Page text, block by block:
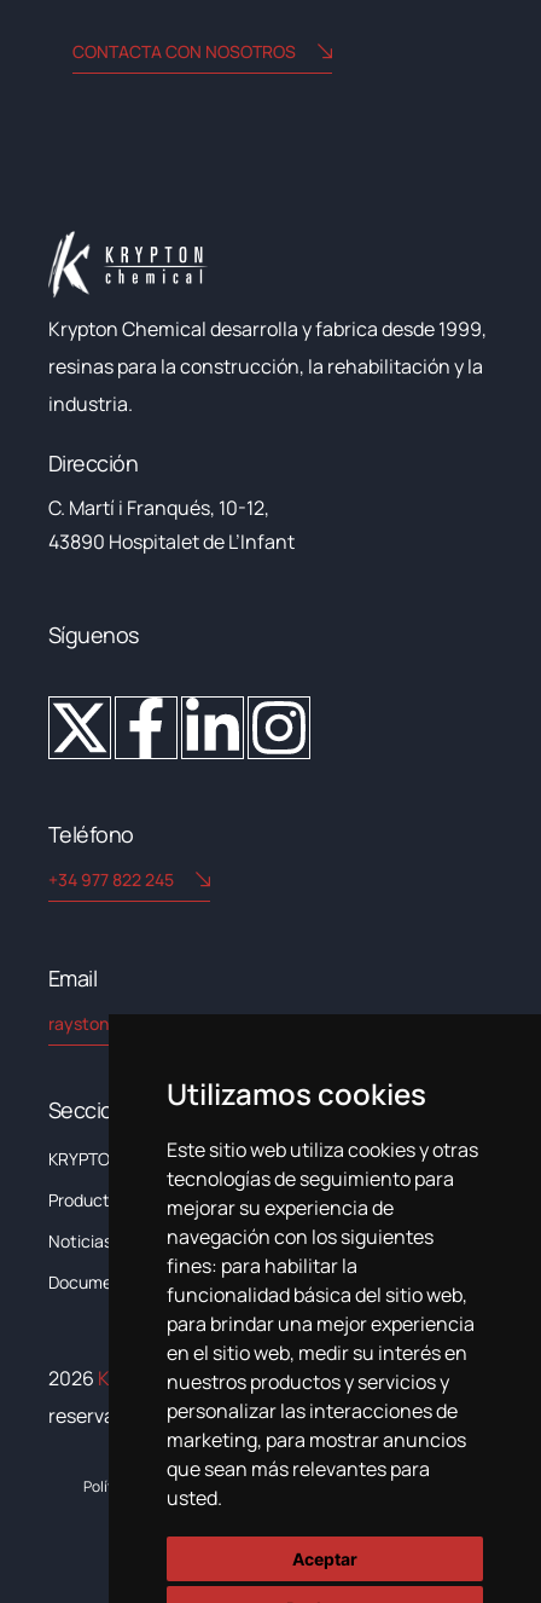
Utilizamos cookies
Este sitio web utiliza cookies y otras
tecnologías de seguimiento para
mejorar su experiencia de
navegación con los siguientes
fines: para habilitar la
funcionalidad básica del sitio web,
para brindar una mejor experiencia
en el sitio web, medir su interés en
nuestros productos y servicios y
personalizar las interacciones de
marketing, para mostrar anuncios
que sean más relevantes para
usted.
Aceptar
CONTACTA CON NOSOTROS
Krypton Chemical desarrolla y fabrica desde 1999,
resinas para la construcción, la rehabilitación y la
industria.
Dirección
C. Martí i Franqués, 10-12,
43890 Hospitalet de L’Infant
Síguenos
Teléfono
+34 977 822 245
Email​
rayston@kryptonchemical.com
Secciones
KRYPTON
La Empresa
Productos
Sistemas
Noticias
Formación
Documentación
Contacta
2026 Krypton Chemical. Todos los derechos
reservados
Política de cookies Política de privacidad Plan de igualdad